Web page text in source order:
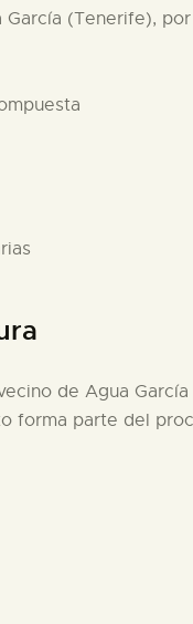
(Tenerife),
de Agua
forma parte del